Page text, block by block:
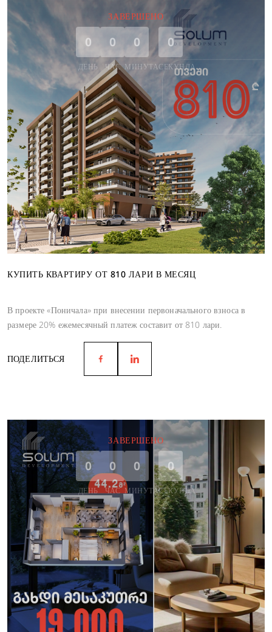
ЗАВЕРШЕНО
0
ДЕНЬ
0
ЧАС
0
МИНУТА
0
СЕКУНДА
КУПИТЬ КВАРТИРУ ОТ 810 ЛАРИ В МЕСЯЦ
В проекте «Поничала» при внесении первоначального взноса в
размере 20% ежемесячный платеж составит от 810 лари.
ПОДЕЛИТЬСЯ
ЗАВЕРШЕНО
0
ДЕНЬ
0
ЧАС
0
МИНУТА
0
СЕКУНДА